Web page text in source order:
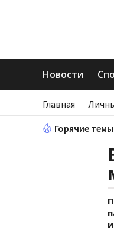
Новости
Главная
Горячие